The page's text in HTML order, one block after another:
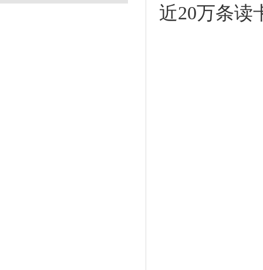
近20万条读